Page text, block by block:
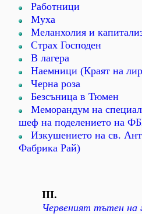
Работници
Муха
Меланхолия и
Страх Господен
В лагера
Наемници (Краят на
Черна роза
Безсъница в Тюмен
Меморандум на
шеф на поделението на
Изкушението на св.
Фабрика Рай)
ІІІ.
Червеният тътен на